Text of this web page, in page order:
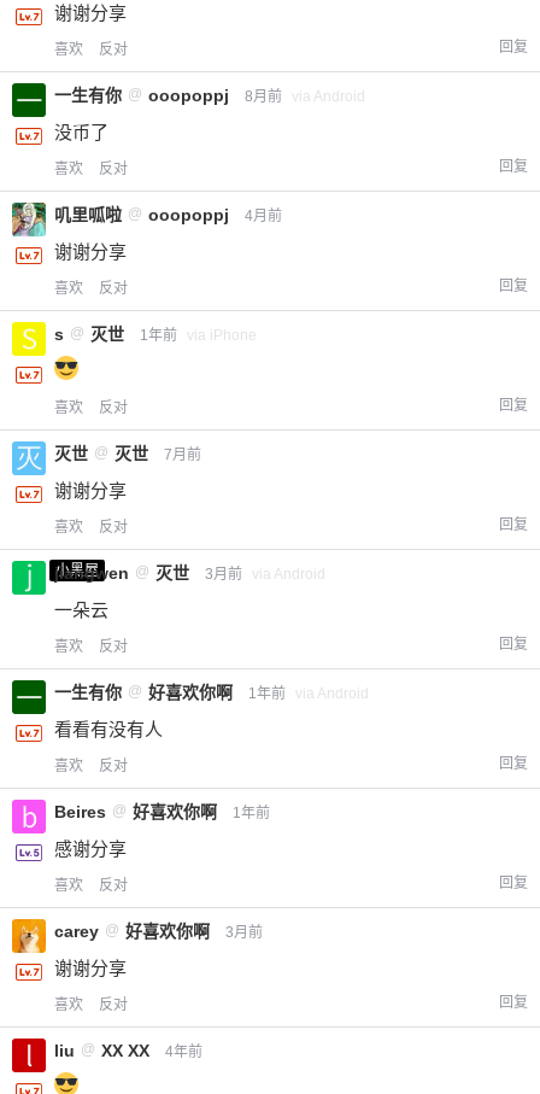
谢谢分享
喜欢 反对 回复
一生有你 @ ooopoppj 8月前 via Android
没币了
喜欢 反对 回复
叽里呱啦 @ ooopoppj 4月前
谢谢分享
喜欢 反对 回复
s @ 灭世 1年前 via iPhone
喜欢 反对 回复
灭世 @ 灭世 7月前
谢谢分享
喜欢 反对 回复
小黑屋
jiangwen @ 灭世 3月前 via Android
一朵云
喜欢 反对 回复
一生有你 @ 好喜欢你啊 1年前 via Android
看看有没有人
喜欢 反对 回复
Beires @ 好喜欢你啊 1年前
感谢分享
喜欢 反对 回复
carey @ 好喜欢你啊 3月前
谢谢分享
喜欢 反对 回复
liu @ XX XX 4年前